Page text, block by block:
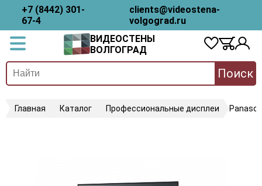
+7 (8442) 301-
67-4
clients@videostena-
volgograd.ru
ВИДЕОСТЕНЫ
ВОЛГОГРАД
Поиск
Главная Каталог Профессиональные дисплеи